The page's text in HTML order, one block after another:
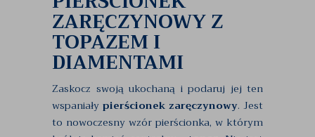
ZARĘCZYNOWY Z
TOPAZEM I
DIAMENTAMI
Zaskocz swoją ukochaną i podaruj jej ten
wspaniały pierścionek zaręczynowy. Jest
to nowoczesny wzór pierścionka, w którym